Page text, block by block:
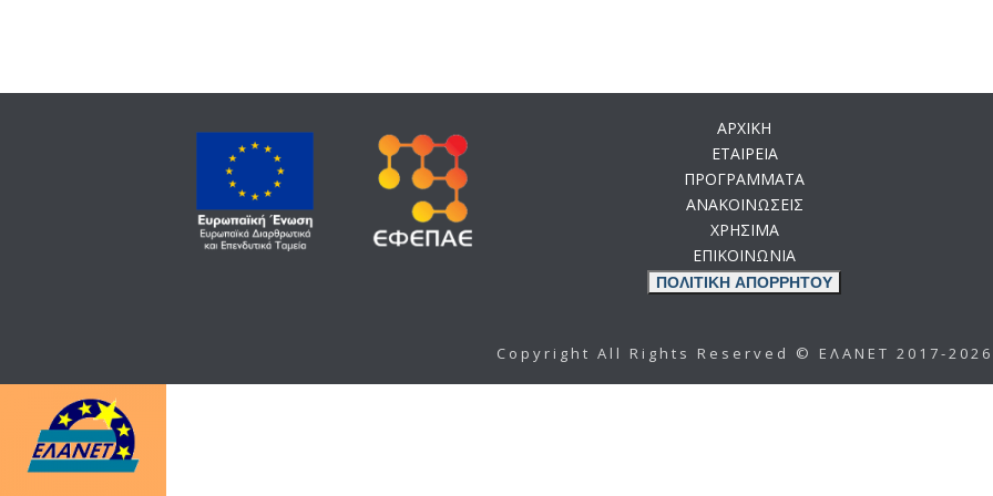
ΑΡΧΙΚΗ
ΕΤΑΙΡΕΙΑ
ΠΡΟΓΡΑΜΜΑΤΑ
ΑΝΑΚΟΙΝΩΣΕΙΣ
ΧΡΗΣΙΜΑ
ΕΠΙΚΟΙΝΩΝΙΑ
ΠΟΛΙΤΙΚΗ ΑΠΟΡΡΗΤΟΥ
Copyright All Rights Reserved © ΕΛΑΝΕΤ 2017-2026